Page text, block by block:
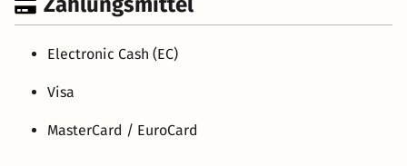
Electronic Cash (EC)
Visa
MasterCard / EuroCard